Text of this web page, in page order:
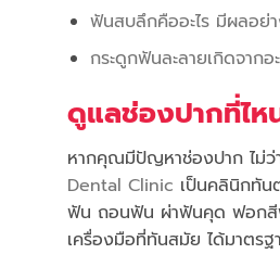
ฟันสบลึกคืออะไร มีผลอย่
กระดูกฟันละลายเกิดจากอ
ดูแลช่องปากที่ไ
หากคุณมีปัญหาช่องปาก ไม่ว่
Dental Clinic เป็นคลินิกทัน
ฟัน ถอนฟัน ผ่าฟันคุด ฟอกสี
เครื่องมือที่ทันสมัย ได้มาตร